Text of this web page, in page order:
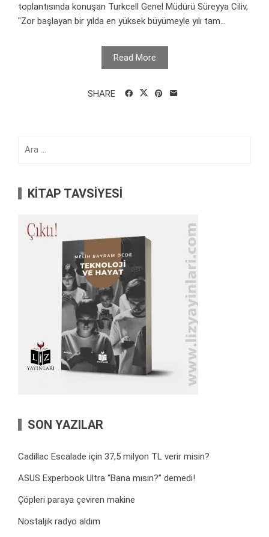
toplantısında konuşan Turkcell Genel Müdürü Süreyya Ciliv,
"Zor başlayan bir yılda en yüksek büyümeyle yılı tam...
Read More
SHARE
KİTAP TAVSİYESİ
SON YAZILAR
Cadillac Escalade için 37,5 milyon TL verir misin?
ASUS Experbook Ultra “Bana mısın?” demedi!
Çöpleri paraya çeviren makine
Nostaljik radyo aldım